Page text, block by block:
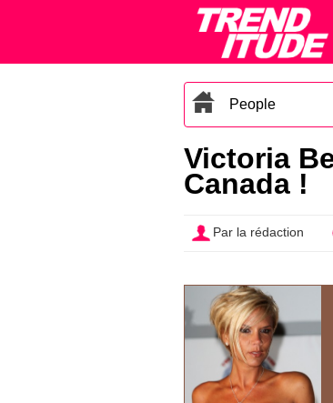
People
Victoria
Canada !
Par la rédaction